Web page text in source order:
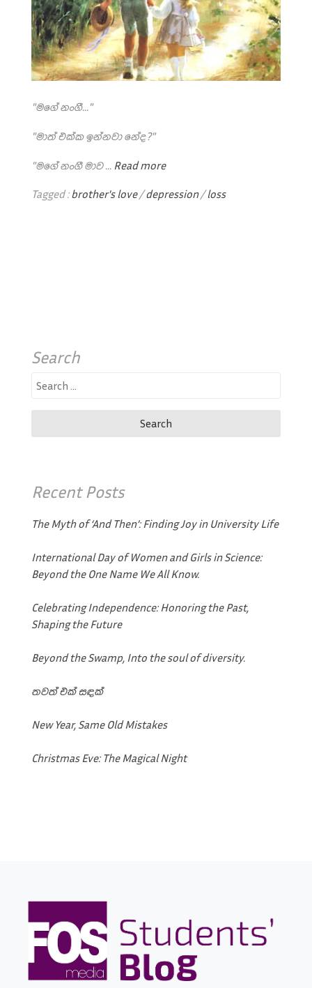
"මගේ නංගී..."
"මාත් එක්ක ඉන්නවා නේද?"
"මගේ නංගී මාව ... Read more
Tagged :brother's love/depression/loss
Search
Search
Recent Posts
The Myth of ‘And Then’: Finding Joy in University Life
International Day of Women and Girls in Science:
Beyond the One Name We All Know.
Celebrating Independence: Honoring the Past,
Shaping the Future
Beyond the Swamp, Into the soul of diversity.
තවත් එක් සඳක්
New Year, Same Old Mistakes
Christmas Eve: The Magical Night